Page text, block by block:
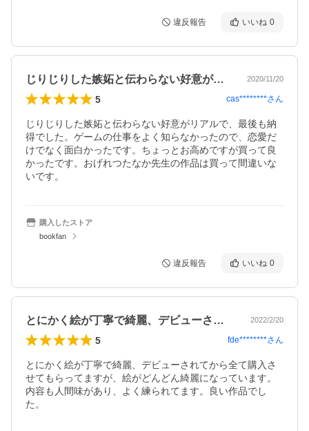
違反報告 いいね 0
じりじりした嫉妬と伝わらない好意がリア… 2020/11/20
5 cas********さん
じりじりした嫉妬と伝わらない好意がリアルで、最後も納
得でした。ゲームの仕事をよく知らなかったので、恋愛だ
けでなく面白かったです。ちょっとお高めですが買って良
かったです。おげれつたなか先生の作品は買って間違いな
いです。
購入したストア
bookfan
違反報告 いいね 0
とにかく絵が丁寧で綺麗、デビューされて… 2022/2/20
5 fde********さん
とにかく絵が丁寧で綺麗、デビューされてから全て購入さ
せてもらってますが、絵がどんどん綺麗になっています。
内容も人間味があり、よく練られてます。良い作品でし
た。